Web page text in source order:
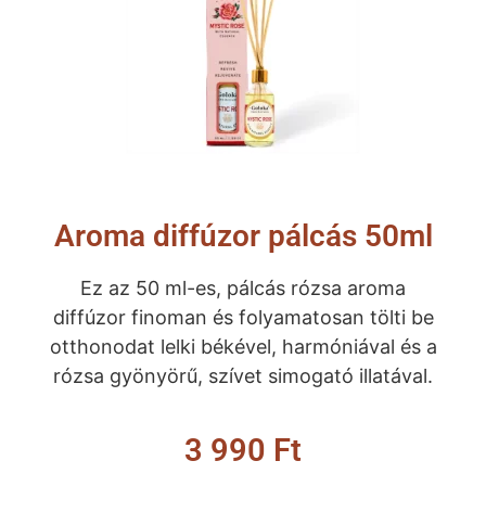
Aroma diffúzor pálcás 50ml
Ez az 50 ml-es, pálcás rózsa aroma
diffúzor finoman és folyamatosan tölti be
otthonodat lelki békével, harmóniával és a
rózsa gyönyörű, szívet simogató illatával.
3 990 Ft